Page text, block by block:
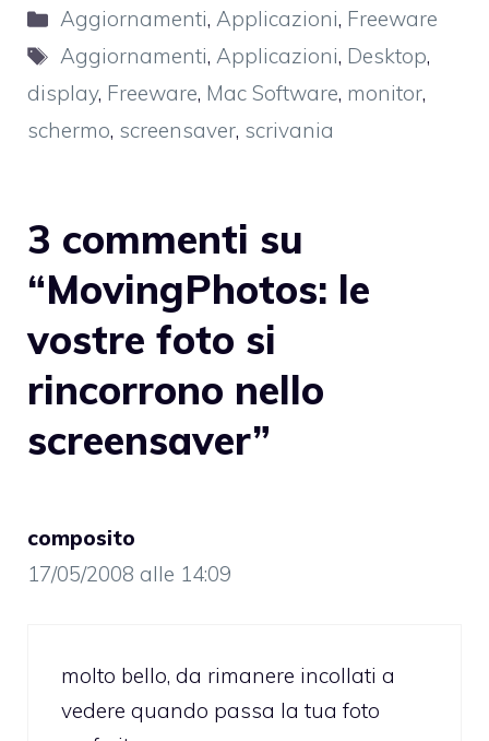
Categorie
Aggiornamenti,Applicazioni, Freeware
Tag
Aggiornamenti,Applicazioni, Desktop,
display, Freeware, Mac Software, monitor,
schermo, screensaver, scrivania
3 commenti su
“MovingPhotos: le
vostre foto si
rincorrono nello
screensaver”
composito
17/05/2008 alle 14:09
molto bello, da rimanere incollati a
vedere quando passa la tua foto